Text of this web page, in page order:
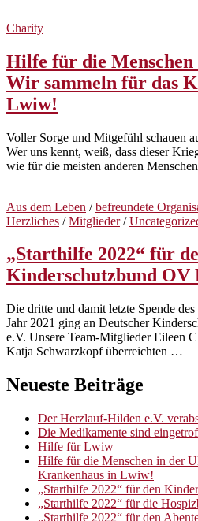
Charity
Hilfe für die
Wir sammeln für das
Lwiw!
Voller Sorge und Mitgefühl schauen
Wer uns kennt, weiß, dass dieser
wie für die meisten anderen
Aus dem Leben /befreundete
Herzliches /Mitglieder/
„Starthilfe 2022“ für
Kinderschutzbund OV
Die dritte und damit letzte Spende
Jahr 2021 ging an Deutscher
e.V. Unsere Team-Mitglieder Eileen
Katja Schwarzkopf überreichten …
Neueste Beiträge
Der Herzlauf-Hilden e.V.
Die Medikamente sind
Hilfe für Lwiw
Hilfe für die Menschen in der
Krankenhaus in Lwiw!
„Starthilfe 2022“ für den
„Starthilfe 2022“ für die
„Starthilfe 2022“ für den